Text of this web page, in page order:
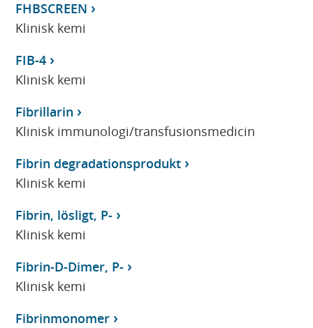
FHBSCREEN
Klinisk kemi
FIB-4
Klinisk kemi
Fibrillarin
Klinisk immunologi/transfusionsmedicin
Fibrin degradationsprodukt
Klinisk kemi
Fibrin, lösligt, P-
Klinisk kemi
Fibrin-D-Dimer, P-
Klinisk kemi
Fibrinmonomer